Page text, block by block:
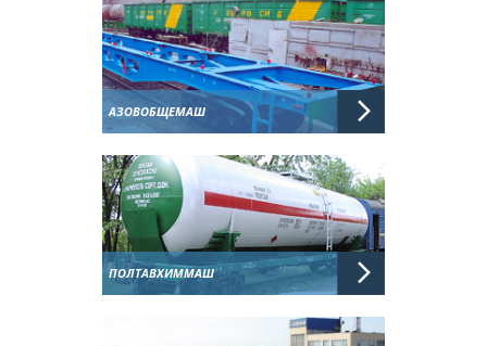
АЗОВОБЩЕМАШ
ПОЛТАВХИММАШ